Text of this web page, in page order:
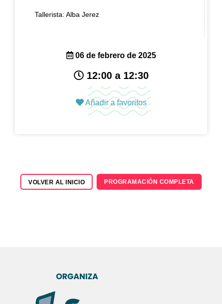
Tallerista: Alba Jerez
06 de febrero de 2025
12:00 a 12:30
Añadir a favoritos
VOLVER AL INICIO PROGRAMACIÓN COMPLETA